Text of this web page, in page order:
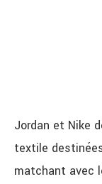
Jordan et Nike
textile
matchant avec